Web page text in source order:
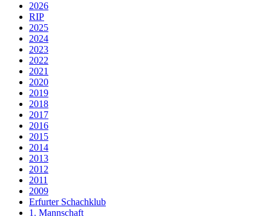
2026
RIP
2025
2024
2023
2022
2021
2020
2019
2018
2017
2016
2015
2014
2013
2012
2011
2009
Erfurter Schachklub
1. Mannschaft